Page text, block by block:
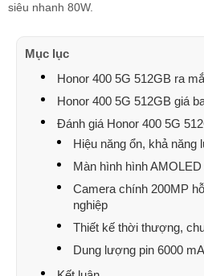
siêu nhanh 80W.
Mục lục
Honor 400 5G 512GB ra
Honor 400 5G 512GB giá
Đánh giá Honor 400 5G
Hiệu năng ổn, khả năng
Màn hình hình
Camera chính 200MP
nghiệp
Thiết kế thời thượng,
Dung lượng pin 6000